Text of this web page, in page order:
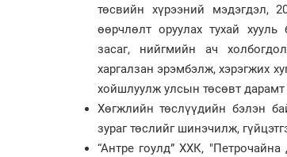
төсвийн хүрээний мэдэгдэл,
өөрчлөлт оруулах тухай хууль
засаг, нийгмийн ач
харгалзан эрэмбэлж, хэрэгжих
хойшлуулж улсын төсөвт дарамт
Хөгжлийн төслүүдийн бэлэн
зураг төслийг шинэчилж,
“Антре гоулд” ХХК,